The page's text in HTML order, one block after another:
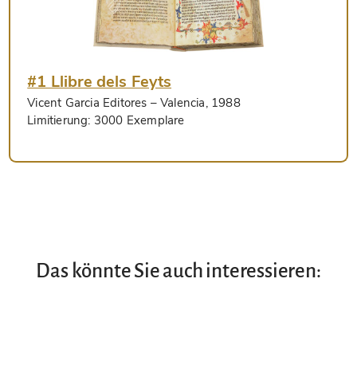
#1 Llibre dels Feyts
Vicent Garcia Editores – Valencia, 1988
Limitierung: 3000 Exemplare
Das könnte Sie auch interessieren: